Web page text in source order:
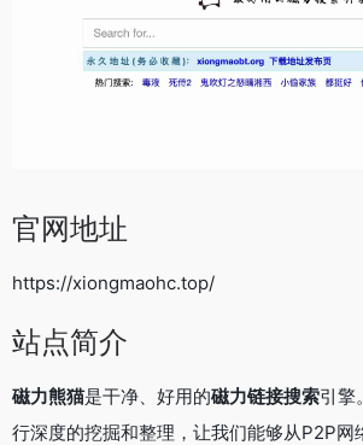
官网地址
https://xiongmaohc.top/
站点简介
磁力熊猫是干净、好用的磁力链接搜索引擎
行深度的挖掘和整理，让我们能够从P2P网